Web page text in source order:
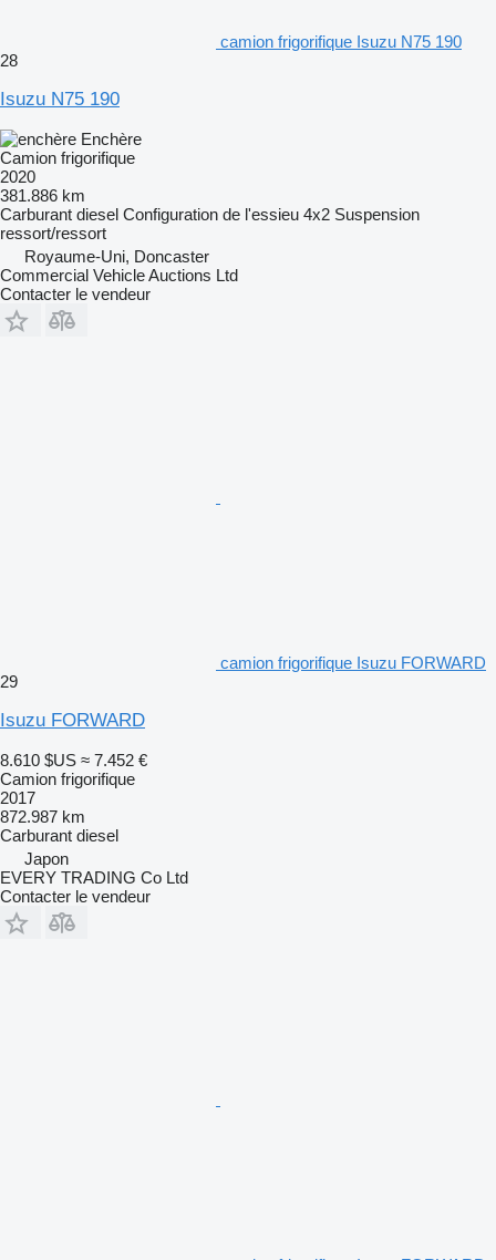
camion frigorifique Isuzu N75 190
28
Isuzu N75 190
Enchère
Camion frigorifique
2020
381.886 km
Carburant diesel Configuration de l'essieu 4x2 Suspension
ressort/ressort
Royaume-Uni, Doncaster
Commercial Vehicle Auctions Ltd
Contacter le vendeur
camion frigorifique Isuzu FORWARD
29
Isuzu FORWARD
8.610 $US ≈ 7.452 €
Camion frigorifique
2017
872.987 km
Carburant diesel
Japon
EVERY TRADING Co Ltd
Contacter le vendeur